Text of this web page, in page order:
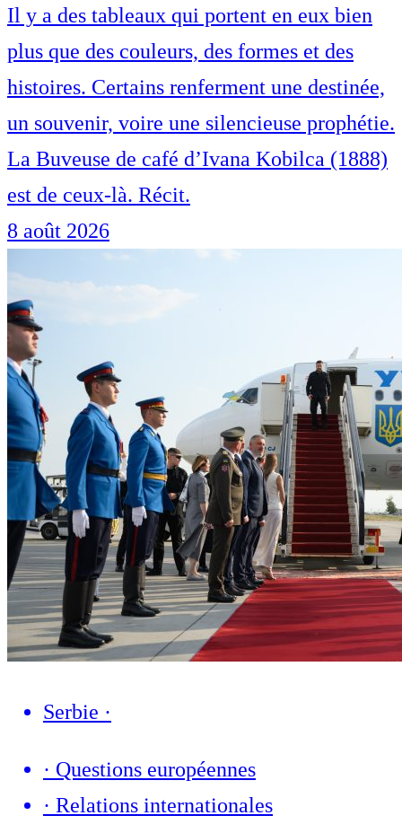
Il y a des tableaux qui portent en eux bien
plus que des couleurs, des formes et des
histoires. Certains renferment une destinée,
un souvenir, voire une silencieuse prophétie.
La Buveuse de café d’Ivana Kobilca (1888)
est de ceux-là. Récit.
8 août 2026
Serbie ·
· Questions européennes
· Relations internationales